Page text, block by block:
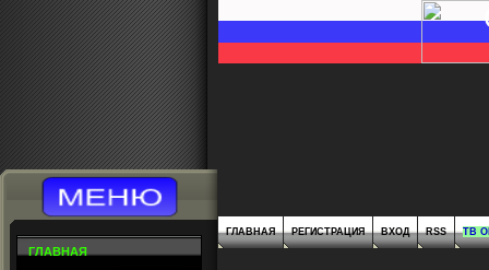
ГЛАВНАЯ
ГЛАВНАЯ РЕГИСТРАЦИЯ ВХОД RSS ТВ